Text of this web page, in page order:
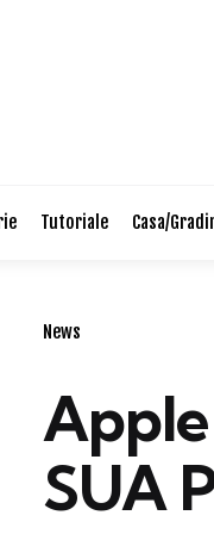
Tutoriale Casa/
Categories
News
SUA